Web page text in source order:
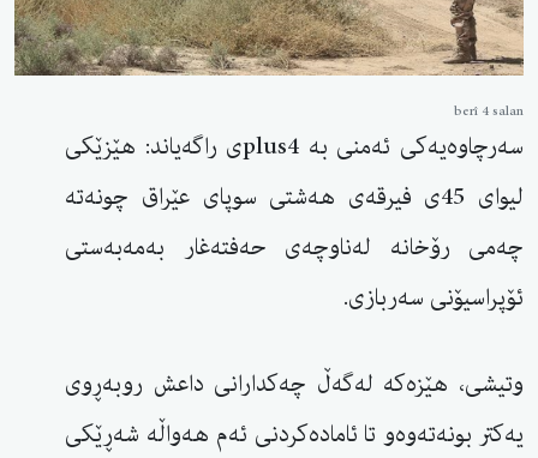
berî 4 salan
سەرچاوەیەکی ئەمنی بە plus4ی راگەیاند: هێزێکی
لیوای 45ی فیرقەی هەشتی سوپای عێراق چونەتە
چەمی رۆخانە لەناوچەی حەفتەغار بەمەبەستی
ئۆپراسیۆنی سەربازی.
وتیشی، هێزەکە لەگەڵ چەکدارانی داعش روبەڕوی
یەکتر بونەتەوەو تا ئامادەکردنی ئەم هەواڵە شەڕێکی